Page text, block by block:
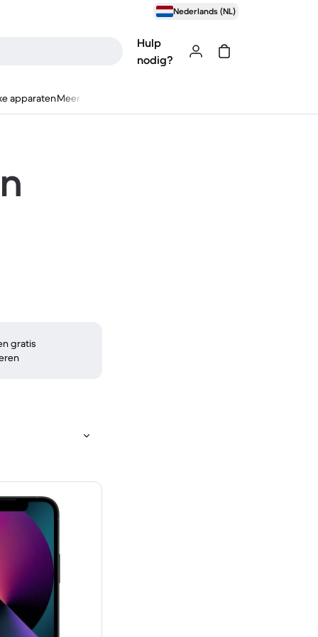
Nederlands (NL)
Hulp
nodig?
apparatenMeer
gratis